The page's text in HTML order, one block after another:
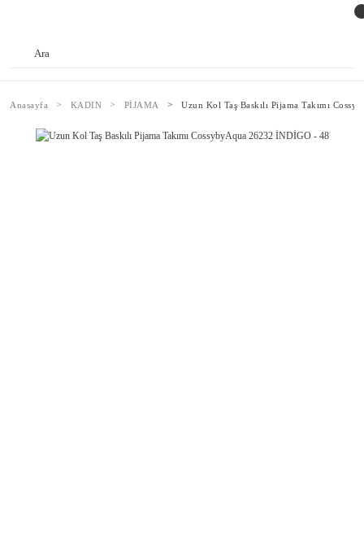
Anasayfa KADIN PİJAMA Uzun Kol Taş Baskılı Pijama Takımı